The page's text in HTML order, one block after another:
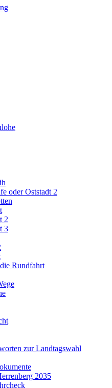
oder Oststadt 2
2
3
Rundfahrt
zur Landtagswahl
2035